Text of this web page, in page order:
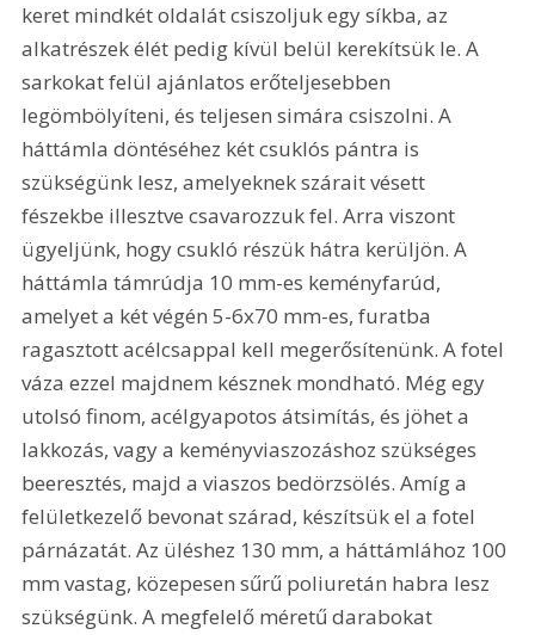
keret mindkét oldalát csiszoljuk egy síkba, az
alkatrészek élét pedig kívül belül kerekítsük le. A
sarkokat felül ajánlatos erőteljesebben
legömbölyíteni, és teljesen simára csiszolni. A
háttámla döntéséhez két csuklós pántra is
szükségünk lesz, amelyeknek szárait vésett
fészekbe illesztve csavarozzuk fel. Arra viszont
ügyeljünk, hogy csukló részük hátra kerüljön. A
háttámla támrúdja 10 mm-es keményfarúd,
amelyet a két végén 5-6x70 mm-es, furatba
ragasztott acélcsappal kell megerősítenünk. A fotel
váza ezzel majdnem késznek mondható. Még egy
utolsó finom, acélgyapotos átsimítás, és jöhet a
lakkozás, vagy a keményviaszozáshoz szükséges
beeresztés, majd a viaszos bedörzsölés. Amíg a
felületkezelő bevonat szárad, készítsük el a fotel
párnázatát. Az üléshez 130 mm, a háttámlához 100
mm vastag, közepesen sűrű poliuretán habra lesz
szükségünk. A megfelelő méretű darabokat